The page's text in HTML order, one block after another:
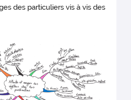
des particuliers vis à vis des